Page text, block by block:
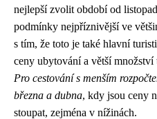
nejlepší zvolit období od
podmínky nejpříznivější ve
s tím, že toto je také hlavní
ceny ubytování a větší
Pro cestování s menším
března a dubna, kdy jsou ceny
stoupat, zejména v nížinách.